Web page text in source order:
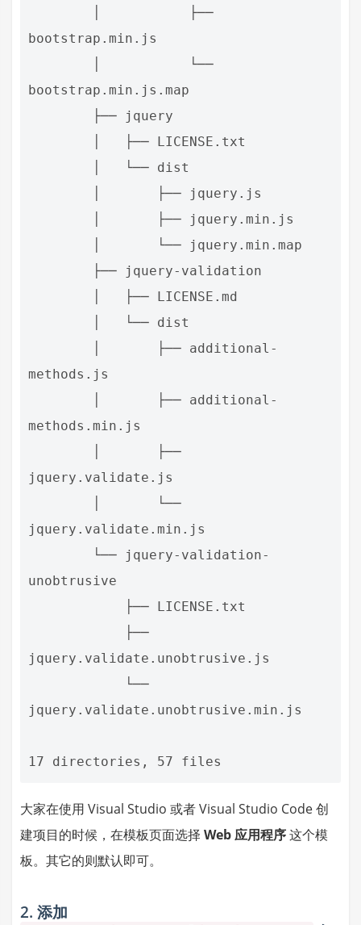
bootstrap.min.js
bootstrap.min.js.map
methods.js
methods.min.js
jquery.validate.js
jquery.validate.min.js
unobtrusive
jquery.validate.unobtrusive.js
jquery.validate.unobtrusive.min.js
大家在使用 Visual Studio 或者 Visual Studio Code 创
建项目的时候，在模板页面选择 Web 应用程序这个模
板。其它的则默认即可。
2. 添加